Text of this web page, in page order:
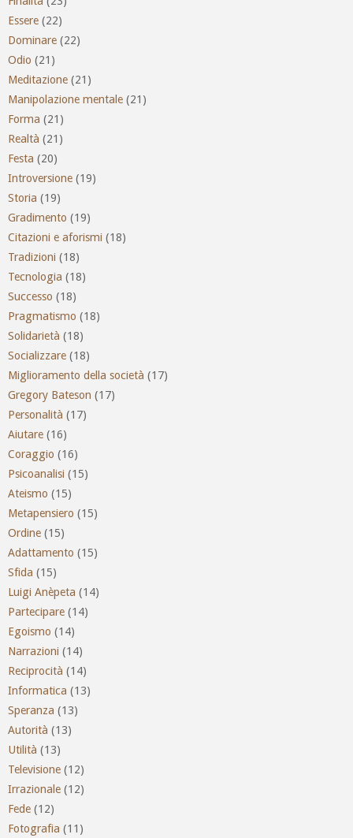
Essere (22)
Dominare (22)
Odio (21)
Meditazione (21)
Manipolazione mentale (21)
Forma (21)
Realtà (21)
Festa (20)
Introversione (19)
Storia (19)
Gradimento (19)
Citazioni e aforismi (18)
Tradizioni (18)
Tecnologia (18)
Successo (18)
Pragmatismo (18)
Solidarietà (18)
Socializzare (18)
Miglioramento della società (17)
Gregory Bateson (17)
Personalità (17)
Aiutare (16)
Coraggio (16)
Psicoanalisi (15)
Ateismo (15)
Metapensiero (15)
Ordine (15)
Adattamento (15)
Sfida (15)
Luigi Anèpeta (14)
Partecipare (14)
Egoismo (14)
Narrazioni (14)
Reciprocità (14)
Informatica (13)
Speranza (13)
Autorità (13)
Utilità (13)
Televisione (12)
Irrazionale (12)
Fede (12)
Fotografia (11)